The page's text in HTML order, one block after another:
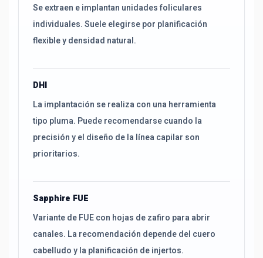
Se extraen e implantan unidades foliculares
individuales. Suele elegirse por planificación
flexible y densidad natural.
DHI
La implantación se realiza con una herramienta
tipo pluma. Puede recomendarse cuando la
precisión y el diseño de la línea capilar son
prioritarios.
Sapphire FUE
Variante de FUE con hojas de zafiro para abrir
canales. La recomendación depende del cuero
cabelludo y la planificación de injertos.